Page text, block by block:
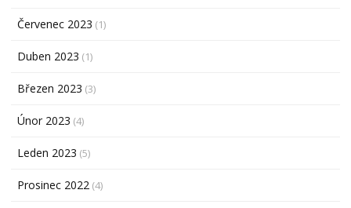
Červenec 2023 (1)
Duben 2023 (1)
Březen 2023 (3)
Únor 2023 (4)
Leden 2023 (5)
Prosinec 2022 (4)